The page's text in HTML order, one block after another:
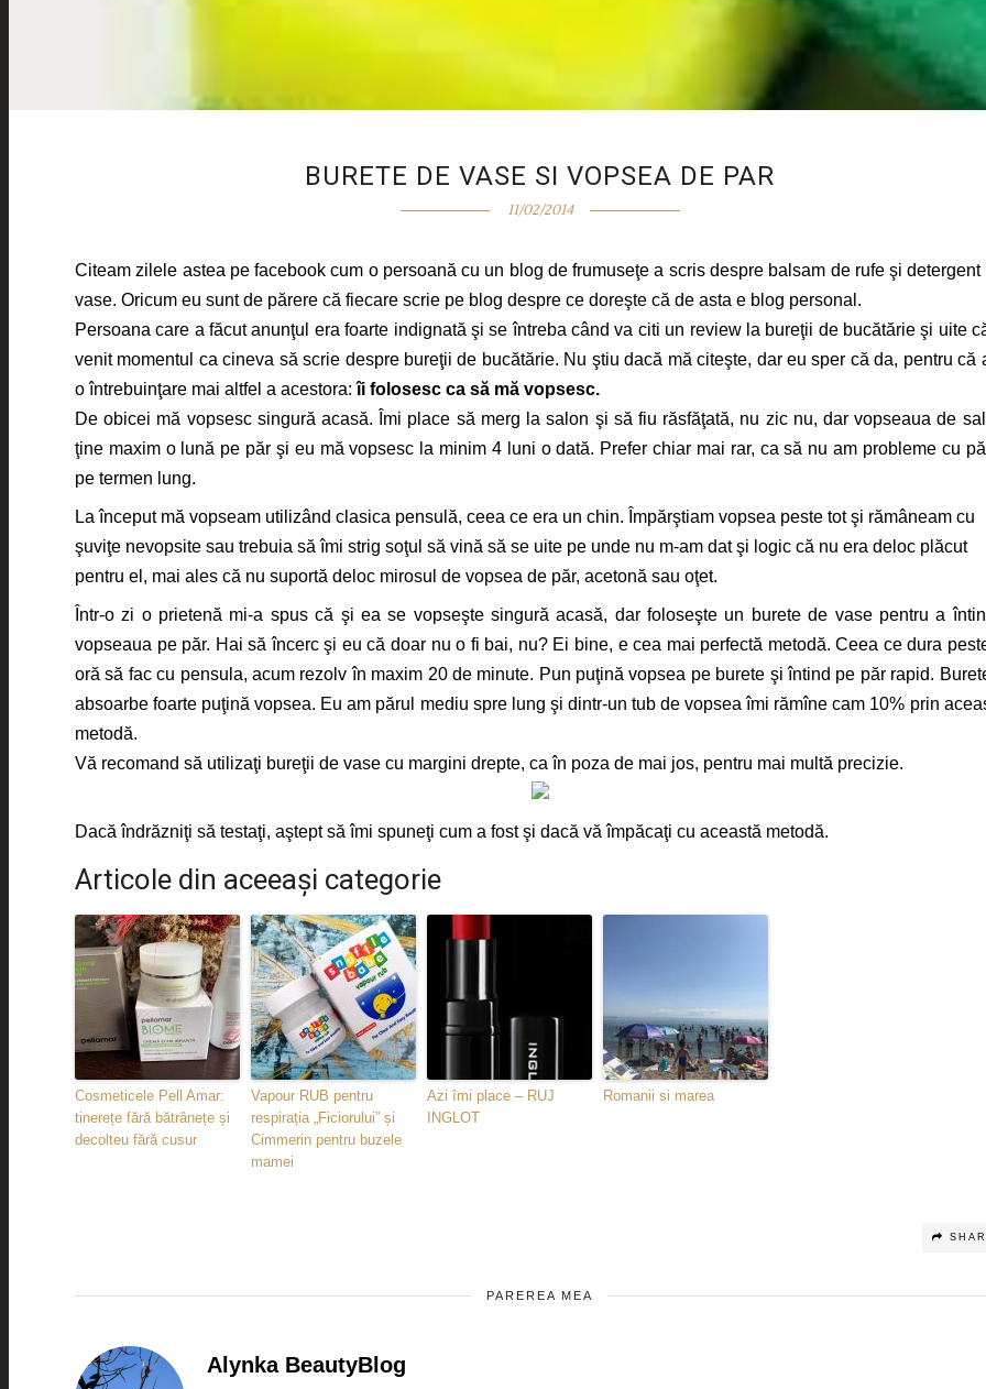
BURETE DE VASE SI VOPSEA DE PAR
11/02/2014
Citeam zilele astea pe facebook cum o persoană cu un blog de frumuseţe a scris despre balsam de rufe şi detergent
vase. Oricum eu sunt de părere că fiecare scrie pe blog despre ce doreşte că de asta e blog personal.
Persoana care a făcut anunţul era foarte indignată şi se întreba când va citi un review la bureţii de bucătărie şi uite
venit momentul ca cineva să scrie despre bureţii de bucătărie. Nu ştiu dacă mă citeşte, dar eu sper că da, pentru că
o întrebuinţare mai altfel a acestora:îi folosesc ca să mă vopsesc.
De obicei mă vopsesc singură acasă. Îmi place să merg la salon şi să fiu răsfăţată, nu zic nu, dar vopseaua de
ţine maxim o lună pe păr şi eu mă vopsesc la minim 4 luni o dată. Prefer chiar mai rar, ca să nu am probleme cu
pe termen lung.
La început mă vopseam utilizând clasica pensulă, ceea ce era un chin. Împărştiam vopsea peste tot şi rămâneam cu
şuviţe nevopsite sau trebuia să îmi strig soţul să vină să se uite pe unde nu m-am dat şi logic că nu era deloc plăcut
pentru el, mai ales că nu suportă deloc mirosul de vopsea de păr, acetonă sau oţet.
Într-o zi o prietenă mi-a spus că şi ea se vopseşte singură acasă, dar foloseşte un burete de vase pentru a
vopseaua pe păr. Hai să încerc şi eu că doar nu o fi bai, nu? Ei bine, e cea mai perfectă metodă. Ceea ce dura
oră să fac cu pensula, acum rezolv în maxim 20 de minute. Pun puţină vopsea pe burete şi întind pe păr rapid.
absoarbe foarte puţină vopsea. Eu am părul mediu spre lung şi dintr-un tub de vopsea îmi rămîne cam 10% prin
metodă.
Vă recomand să utilizaţi bureţii de vase cu margini drepte, ca în poza de mai jos, pentru mai multă precizie.
Dacă îndrăzniţi să testaţi, aştept să îmi spuneţi cum a fost şi dacă vă împăcaţi cu această metodă.
Articole din aceeaşi categorie
Cosmeticele Pell Amar:
tinerețe fără bătrânețe și
decolteu fără cusur
Vapour RUB pentru
respirația „Ficiorului” și
Cimmerin pentru buzele
mamei
Azi îmi place – RUJ
INGLOT
Romanii si marea
PAREREA MEA
Alynka BeautyBlog